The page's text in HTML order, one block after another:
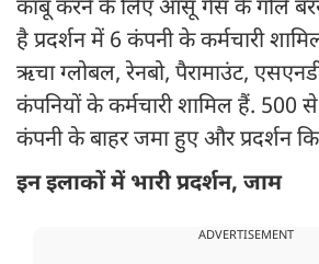
काबू करने के लिए आंसू गैस के गोले
है प्रदर्शन में 6 कंपनी के कर्मचारी
ऋचा ग्लोबल, रेनबो, पैरामाउंट,
कंपनियों के कर्मचारी शामिल हैं. 500 से
कंपनी के बाहर जमा हुए और प्रदर्शन
इन इलाकों में भारी प्रदर्शन, जाम
ADVERTISEMENT